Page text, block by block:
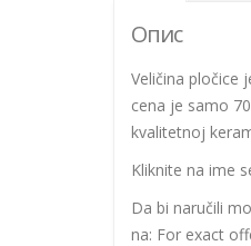
Опис
Veličina pločice
cena je samo
kvalitetnoj
Kliknite na ime
Da bi naručili
na: For exact